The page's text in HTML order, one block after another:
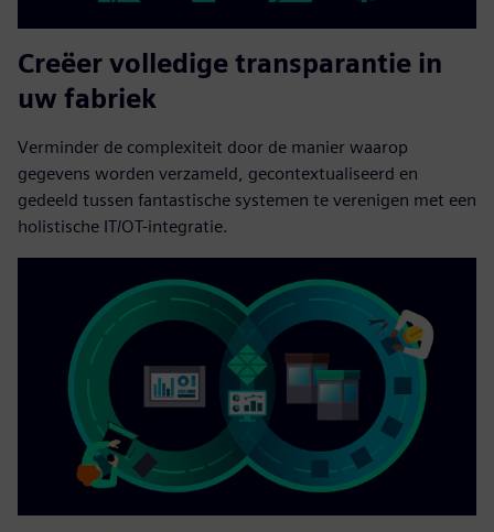
Creëer volledige transparantie in
uw fabriek
Verminder de complexiteit door de manier waarop
gegevens worden verzameld, gecontextualiseerd en
gedeeld tussen fantastische systemen te verenigen met een
holistische IT/OT-integratie.